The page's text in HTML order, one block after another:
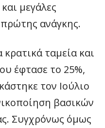
μεγάλες
ανάγκης.
ταμεία και
έφτασε το 25%,
τον Ιούλιο
βασικών
Συγχρόνως όμως